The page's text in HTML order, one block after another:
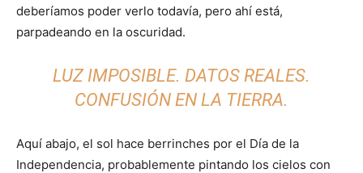
deberíamos poder verlo todavía, pero ahí está,
parpadeando en la oscuridad.
LUZ IMPOSIBLE. DATOS REALES.
CONFUSIÓN EN LA TIERRA.
Aquí abajo, el sol hace berrinches por el Día de la
Independencia, probablemente pintando los cielos con